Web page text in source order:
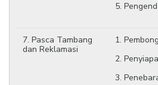
5.
7. Pasca Tambang
dan Reklamasi
1.
2.
3.